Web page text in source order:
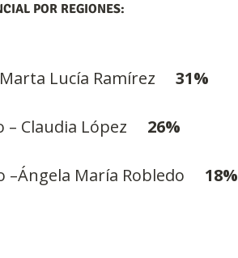
POR REGIONES:
Lucía Ramírez 31%
– Claudia López 26%
–Ángela María Robledo 18%